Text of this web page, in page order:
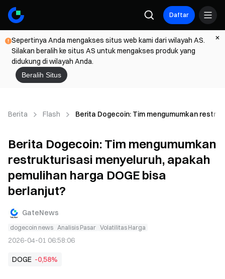
Daftar
Sepertinya Anda mengakses situs web kami dari wilayah AS.
Silakan beralih ke situs AS untuk mengakses produk yang
didukung di wilayah Anda.
Beralih Situs
Berita Flash Berita Dogecoin: Tim mengumumkan
Berita Dogecoin: Tim mengumumkan
restrukturisasi menyeluruh, apakah
pemulihan harga DOGE bisa
berlanjut?
GateNews
dogecoin news Analisis Pasar Volatilitas Harga
2026-04-01 06:58:06
DOGE -0,58%